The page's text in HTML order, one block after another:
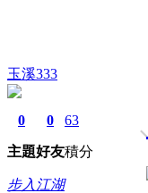
玉溪333
0
主題
0
好友
63
積分
步入江湖